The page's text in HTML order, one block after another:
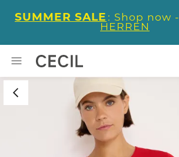
SUMMER SALE : Shop now -
HERREN